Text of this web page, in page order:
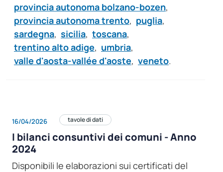
provincia autonoma bolzano-bozen,
provincia autonoma trento, puglia,
sardegna, sicilia, toscana,
trentino alto adige, umbria,
valle d'aosta-vallée d'aoste, veneto.
16/04/2026 tavole di dati
I bilanci consuntivi dei comuni - Anno
2024
Disponibili le elaborazioni sui certificati del